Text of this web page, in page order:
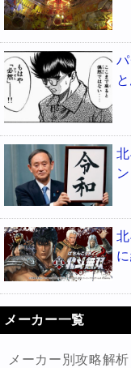
メーカー一覧
メーカー別攻略解析